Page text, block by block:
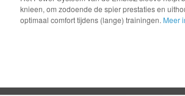
knieen, om zodoende de spier prestaties en
optimaal comfort tijdens (lange) trainingen. Meer